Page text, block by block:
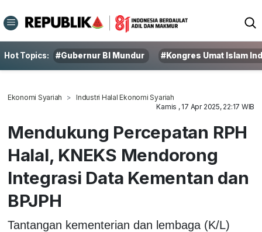
Hot Topics: #Gubernur BI Mundur #Kongres Umat Islam
Ekonomi Syariah
Industri Halal Ekonomi Syariah
Kamis , 17 Apr 2025, 22:17 WIB
Mendukung Percepatan RPH
Halal, KNEKS Mendorong
Integrasi Data Kementan dan
BPJPH
Tantangan kementerian dan lembaga (K/L)